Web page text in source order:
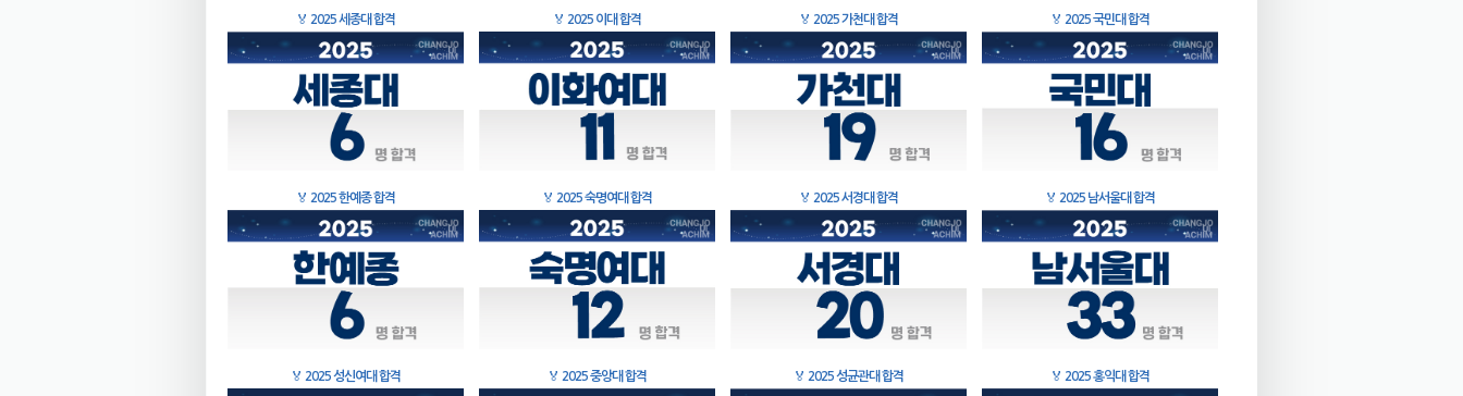
🏅 2025 세종대 합격 🏅 2025 이대 합격 🏅 2025 가천대 합격 🏅 2025 국민대 합격
🏅 2025 한예종 합격 🏅 2025 숙명여대 합격 🏅 2025 서경대 합격 🏅 2025 남서울대 합격
🏅 2025 성신여대 합격 🏅 2025 중앙대 합격 🏅 2025 성균관대 합격 🏅 2025 홍익대 합격